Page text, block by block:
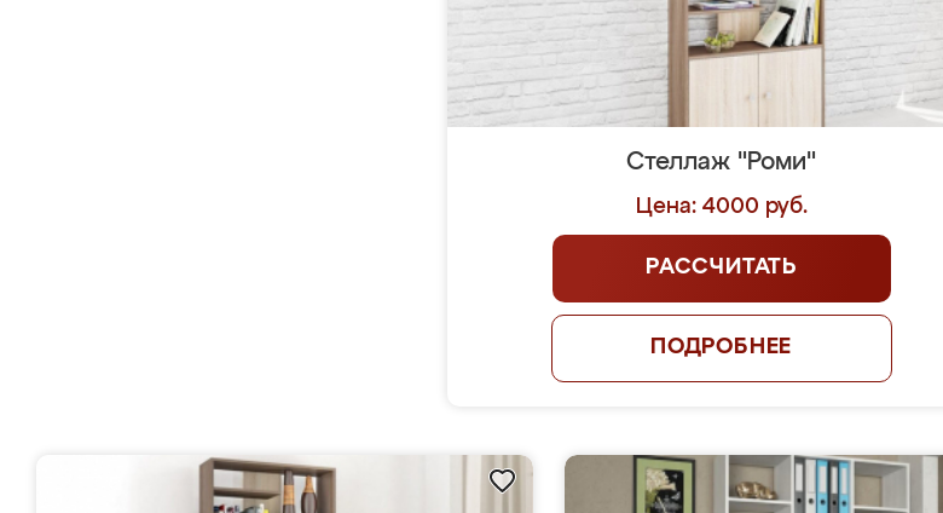
Стеллаж "Роми"
Цена: 4000 руб.
РАССЧИТАТЬ
ПОДРОБНЕЕ